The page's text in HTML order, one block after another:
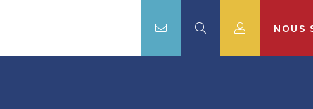
NOUS